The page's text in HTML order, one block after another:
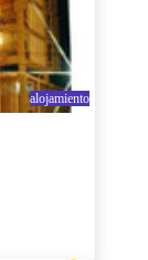
alojamiento